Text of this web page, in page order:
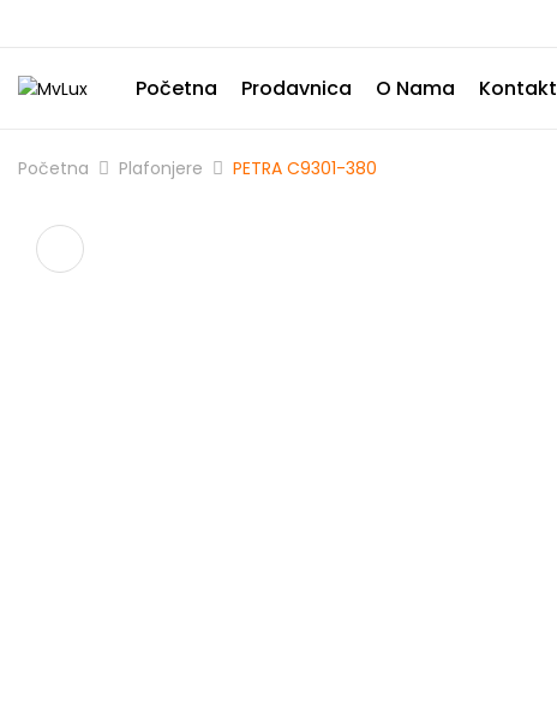
Početna Prodavnica O Nama Kontakt
Početna Plafonjere PETRA C9301-380